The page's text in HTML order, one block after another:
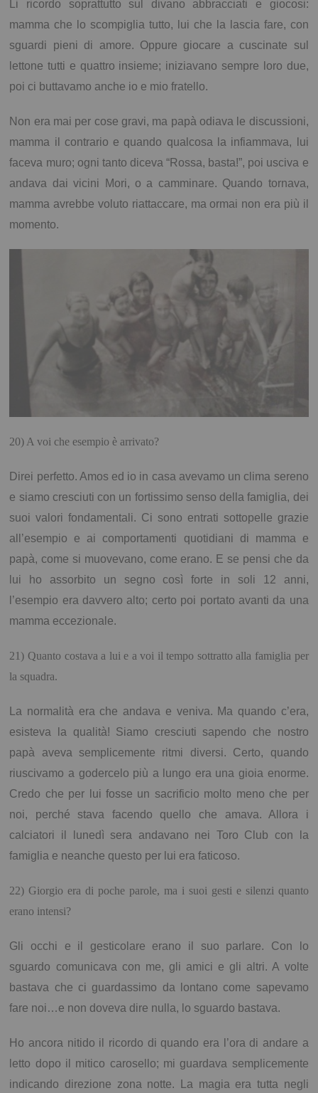
Li ricordo soprattutto sul divano abbracciati e giocosi:
mamma che lo scompiglia tutto, lui che la lascia fare, con
sguardi pieni di amore. Oppure giocare a cuscinate sul
lettone tutti e quattro insieme; iniziavano sempre loro due,
poi ci buttavamo anche io e mio fratello.
Non era mai per cose gravi, ma papà odiava le discussioni,
mamma il contrario e quando qualcosa la infiammava, lui
faceva muro; ogni tanto diceva “Rossa, basta!”, poi usciva e
andava dai vicini Mori, o a camminare. Quando tornava,
mamma avrebbe voluto riattaccare, ma ormai non era più il
momento.
20) A voi che esempio è arrivato?
Direi perfetto. Amos ed io in casa avevamo un clima sereno
e siamo cresciuti con un fortissimo senso della famiglia, dei
suoi valori fondamentali. Ci sono entrati sottopelle grazie
all’esempio e ai comportamenti quotidiani di mamma e
papà, come si muovevano, come erano. E se pensi che da
lui ho assorbito un segno così forte in soli 12 anni,
l’esempio era davvero alto; certo poi portato avanti da una
mamma eccezionale.
21) Quanto costava a lui e a voi il tempo sottratto alla famiglia per
la squadra.
La normalità era che andava e veniva. Ma quando c’era,
esisteva la qualità! Siamo cresciuti sapendo che nostro
papà aveva semplicemente ritmi diversi. Certo, quando
riuscivamo a godercelo più a lungo era una gioia enorme.
Credo che per lui fosse un sacrificio molto meno che per
noi, perché stava facendo quello che amava. Allora i
calciatori il lunedì sera andavano nei Toro Club con la
famiglia e neanche questo per lui era faticoso.
22) Giorgio era di poche parole, ma i suoi gesti e silenzi quanto
erano intensi?
Gli occhi e il gesticolare erano il suo parlare. Con lo
sguardo comunicava con me, gli amici e gli altri. A volte
bastava che ci guardassimo da lontano come sapevamo
fare noi…e non doveva dire nulla, lo sguardo bastava.
Ho ancora nitido il ricordo di quando era l’ora di andare a
letto dopo il mitico carosello; mi guardava semplicemente
indicando direzione zona notte. La magia era tutta negli